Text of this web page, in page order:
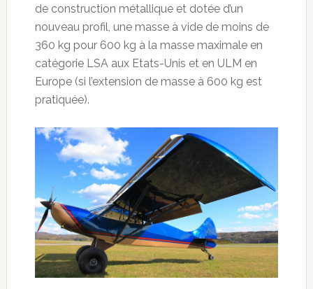
de construction métallique et dotée d’un
nouveau profil, une masse à vide de moins de
360 kg pour 600 kg à la masse maximale en
catégorie LSA aux Etats-Unis et en ULM en
Europe (si l’extension de masse à 600 kg est
pratiquée).